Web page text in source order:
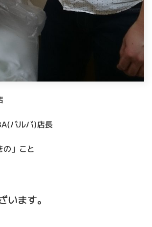
バルバ)店長
の」こと
います。